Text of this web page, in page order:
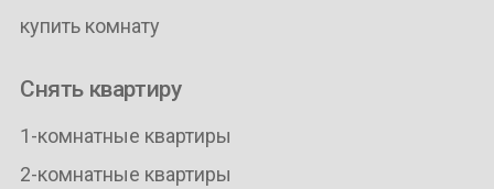
купить комнату
Снять квартиру
1-комнатные квартиры
2-комнатные квартиры